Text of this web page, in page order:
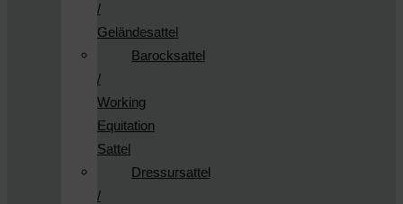
/
Geländesattel
Barocksattel
/
Working
Equitation
Sattel
Dressursattel
/